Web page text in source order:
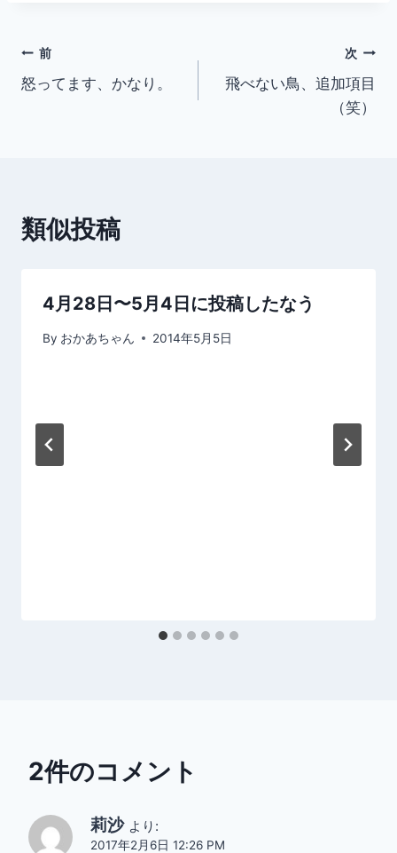
投
稿
ー
前
怒ってます、かなり。
次
飛べない鳥、追加項目
（笑）
類似投稿
4月28日〜5月4日に投稿したなう
By おかあちゃん 2014年5月5日
2件のコメント
莉沙 より:
2017年2月6日 12:26 PM